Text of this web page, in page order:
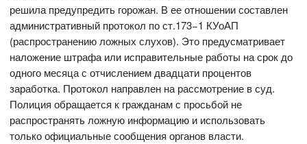
решила предупредить горожан. В ее отношении составлен
административный протокол по ст.173−1 КУоАП
(распространению ложных слухов). Это предусматривает
наложение штрафа или исправительные работы на срок до
одного месяца с отчислением двадцати процентов
заработка. Протокол направлен на рассмотрение в суд.
Полиция обращается к гражданам с просьбой не
распространять ложную информацию и использовать
только официальные сообщения органов власти.